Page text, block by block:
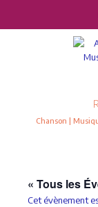
Chanson |
« Tous les
Cet évènement